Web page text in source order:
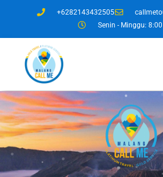
+6282143432505
Senin - Minggu: